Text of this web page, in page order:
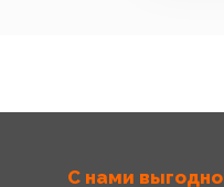
С нами выгодно